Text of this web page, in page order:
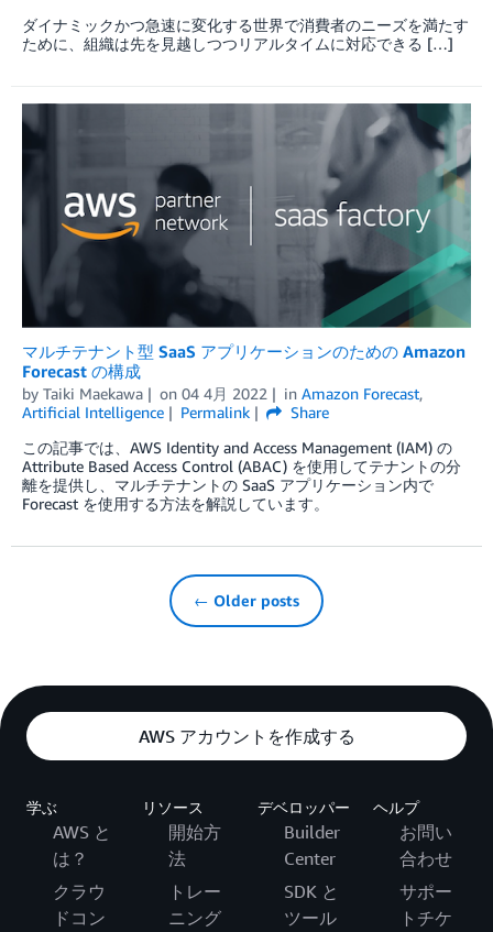
ダイナミックかつ急速に変化する世界で消費者のニーズを満たす
ために、組織は先を見越しつつリアルタイムに対応できる […]
マルチテナント型 SaaS アプリケーションのための Amazon
Forecast の構成
by Taiki Maekawa on 04 4月 2022 in Amazon Forecast,
Artificial Intelligence
Permalink
Share
この記事では、AWS Identity and Access Management (IAM) の
Attribute Based Access Control (ABAC) を使用してテナントの分
離を提供し、マルチテナントの SaaS アプリケーション内で
Forecast を使用する方法を解説しています。
← Older posts
AWS アカウントを作成する
学ぶ
AWS と
は？
クラウ
ドコン
リソース
開始方
法
トレー
ニング
デベロッパー
Builder
Center
SDK と
ツール
ヘルプ
お問い
合わせ
サポー
トチケ